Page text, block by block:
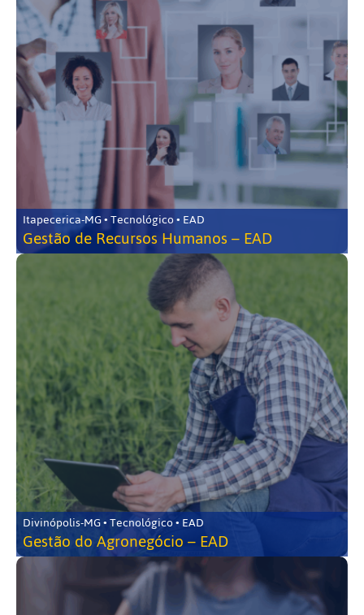
Itapecerica-MG • Tecnológico • EAD
Gestão de Recursos Humanos – EAD
Divinópolis-MG • Tecnológico • EAD
Gestão do Agronegócio – EAD